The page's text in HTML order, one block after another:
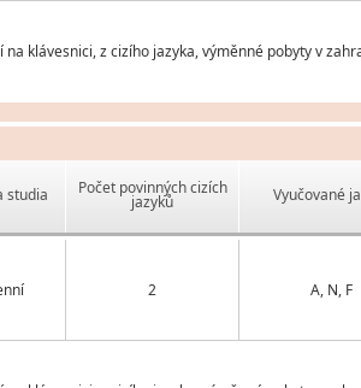
klávesnici, z cizího jazyka, výměnné pobyty v
studia Počet povinných cizích
jazyků Vyučované
2 A, N, F